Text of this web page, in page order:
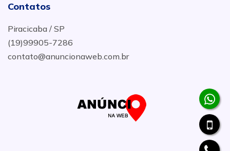
Contatos
Piracicaba / SP
(19)99905-7286
contato@anuncionaweb.com.br